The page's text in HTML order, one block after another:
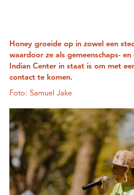
Honey groeide op in zowel een
waardoor ze als gemeenschaps-
Indian Center in staat is om met
contact te komen.
Foto: Samuel Jake